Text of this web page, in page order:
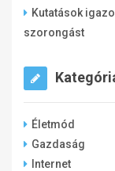
Kutatások
szorongást
Életmód
Gazdaság
Internet